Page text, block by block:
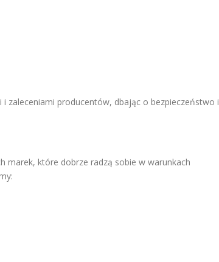
zaleceniami producentów, dbając o bezpieczeństwo i
marek, które dobrze radzą sobie w warunkach